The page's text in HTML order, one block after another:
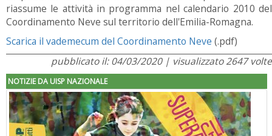
riassume le attività in programma nel calendario 2010 del
Coordinamento Neve sul territorio dell'Emilia-Romagna.
Scarica il vademecum del Coordinamento Neve (.pdf)
pubblicato il: 04/03/2020 | visualizzato 2647 volte
NOTIZIE DA UISP NAZIONALE